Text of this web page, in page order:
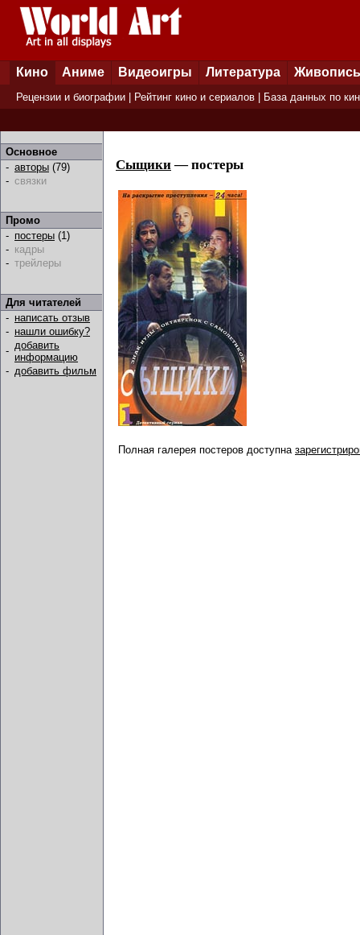
Кино Аниме Видеоигры Литература Живопись
Рецензии и биографии Рейтинг кино и сериалов База данных по
Основное
- авторы (79)
- связки
Промо
- постеры (1)
- кадры
- трейлеры
Для читателей
- написать отзыв
- нашли ошибку?
- добавить
информацию
- добавить фильм
Сыщики— постеры
Полная галерея постеров доступна